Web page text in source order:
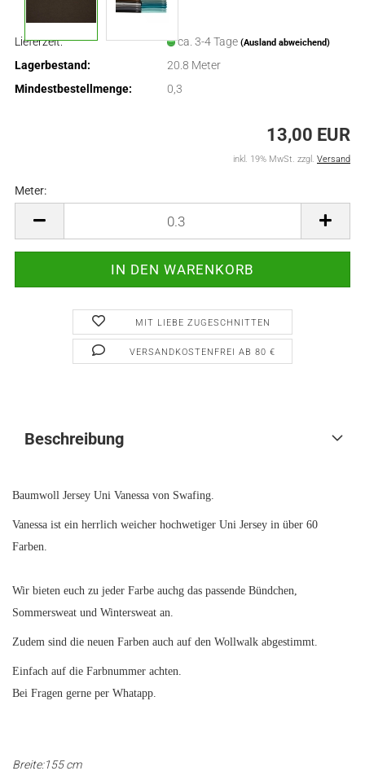
Lieferzeit: ca. 3-4 Tage (Ausland abweichend)
Lagerbestand: 20.8 Meter
Mindestbestellmenge:
0,3
13,00 EUR
inkl. 19% MwSt. zzgl. Versand
Meter:
MIT LIEBE ZUGESCHNITTEN
VERSANDKOSTENFREI AB 80 €
Beschreibung
Baumwoll Jersey Uni Vanessa von Swafing.
Vanessa ist ein herrlich weicher hochwetiger Uni Jersey in über 60
Farben.
Wir bieten euch zu jeder Farbe auchg das passende Bündchen,
Sommersweat und Wintersweat an.
Zudem sind die neuen Farben auch auf den Wollwalk abgestimmt.
Einfach auf die Farbnummer achten.
Bei Fragen gerne per Whatapp.
Breite:155 cm